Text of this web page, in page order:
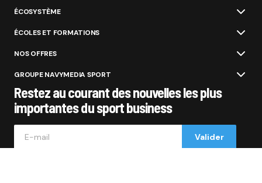
ÉCOSYSTÈME
ÉCOLES ET FORMATIONS
NOS OFFRES
GROUPE NAVYMEDIA SPORT
Restez au courant des nouvelles les plus
importantes du sport business
Valider